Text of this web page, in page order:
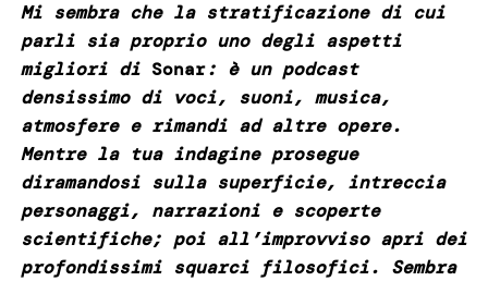
Mi sembra che la stratificazione di cui
parli sia proprio uno degli aspetti
migliori di Sonar: è un podcast
densissimo di voci, suoni, musica,
atmosfere e rimandi ad altre opere.
Mentre la tua indagine prosegue
diramandosi sulla superficie, intreccia
personaggi, narrazioni e scoperte
scientifiche; poi all’improvviso apri dei
profondissimi squarci filosofici. Sembra